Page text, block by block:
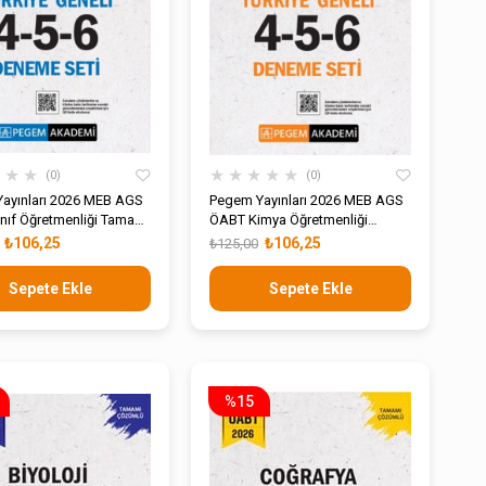
★ ★ 0
2026 MEB AGS
Öğretmenliği Tamamı
Türkiye Geneli 4-5-6
₺106,25
Sepete Ekle
★ ★ ★ ★ ★ 0
Pegem Yayınları 2026 MEB AGS
ÖABT Kimya Öğretmenliği
Tamamı Çözümlü Türkiye Geneli
₺106,25
₺125,00
Sepete Ekle
%15